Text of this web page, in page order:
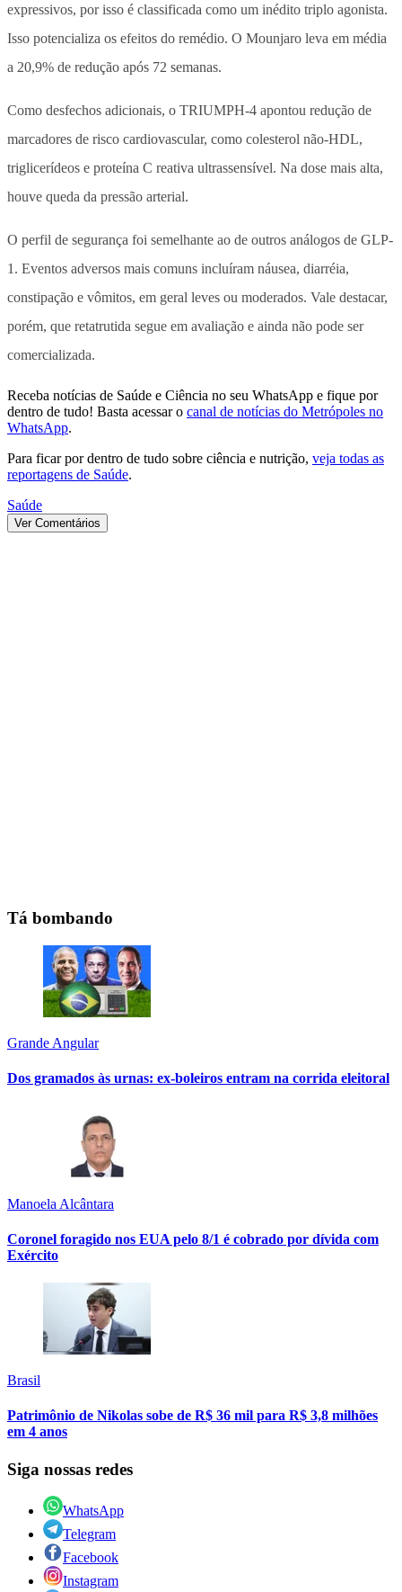
expressivos, por isso é classificada como um inédito triplo agonista.
Isso potencializa os efeitos do remédio. O Mounjaro leva em média
a 20,9% de redução após 72 semanas.
Como desfechos adicionais, o TRIUMPH-4 apontou redução de
marcadores de risco cardiovascular, como colesterol não-HDL,
triglicerídeos e proteína C reativa ultrassensível. Na dose mais alta,
houve queda da pressão arterial.
O perfil de segurança foi semelhante ao de outros análogos de GLP-
1. Eventos adversos mais comuns incluíram náusea, diarréia,
constipação e vômitos, em geral leves ou moderados. Vale destacar,
porém, que retatrutida segue em avaliação e ainda não pode ser
comercializada.
Receba notícias de Saúde e Ciência no seu WhatsApp e fique por
dentro de tudo! Basta acessar o canal de notícias do Metrópoles no
WhatsApp.
Para ficar por dentro de tudo sobre ciência e nutrição, veja todas as
reportagens de Saúde.
Saúde
Ver Comentários
Tá bombando
Grande Angular
Dos gramados às urnas: ex-boleiros entram na corrida eleitoral
Manoela Alcântara
Coronel foragido nos EUA pelo 8/1 é cobrado por dívida com
Exército
Brasil
Patrimônio de Nikolas sobe de R$ 36 mil para R$ 3,8 milhões
em 4 anos
Siga nossas redes
WhatsApp
Telegram
Facebook
Instagram